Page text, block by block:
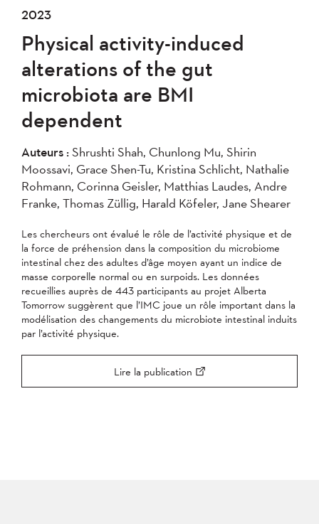
Tout
2021
2020
2019
2018
2017
2016
2014
2013
2011
2004
Appliquer
Plus récent au plus ancien
Plus ancien au plus récent
2023
Physical activity-induced
alterations of the gut
microbiota are BMI
dependent
Auteurs :Shrushti Shah, Chunlong Mu, Shirin
Moossavi, Grace Shen-Tu, Kristina Schlicht, Nathalie
Rohmann, Corinna Geisler, Matthias Laudes, Andre
Franke, Thomas Züllig, Harald Köfeler, Jane Shearer
Les chercheurs ont évalué le rôle de l’activité physique et de
la force de préhension dans la composition du microbiome
intestinal chez des adultes d’âge moyen ayant un indice de
masse corporelle normal ou en surpoids. Les données
recueillies auprès de 443 participants au projet Alberta
Tomorrow suggèrent que l’IMC joue un rôle important dans la
modélisation des changements du microbiote intestinal induits
par l’activité physique.
Lire la publication